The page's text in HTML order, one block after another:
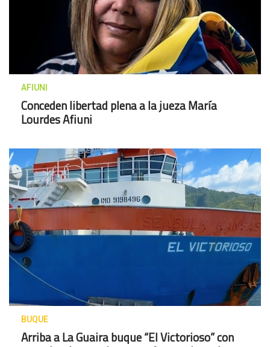
AFIUNI
Conceden libertad plena a la jueza María
Lourdes Afiuni
BUQUE
Arriba a La Guaira buque “El Victorioso” con